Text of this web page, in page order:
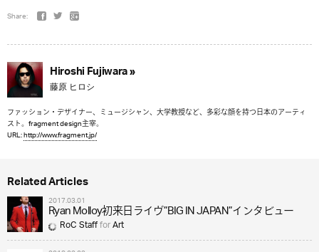
Share:
Hiroshi Fujiwara »
藤原 ヒロシ
ファッション・デザイナー、ミュージシャン、大学教授など、多彩な顔を持つ日本のアーティ
スト。fragment design主宰。
URL:http://www.fragment.jp/
Related Articles
2017.03.01
Ryan Molloy初来日ライヴ”BIG IN JAPAN”インタビュー
RoC StaffforArt